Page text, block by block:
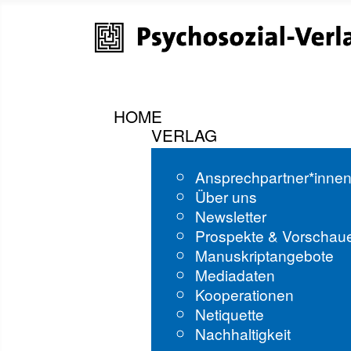
HOME
VERLAG
Über uns
Newsletter
Prospekte &
Manuskriptangebote
Mediadaten
Kooperationen
Netiquette
Nachhaltigkeit